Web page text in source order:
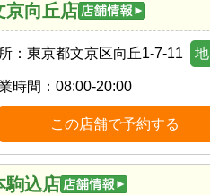
京向丘店
： 東京都文京区向丘1-7-11
時間： 08:00-20:00
この店舗で予約する
駒込店